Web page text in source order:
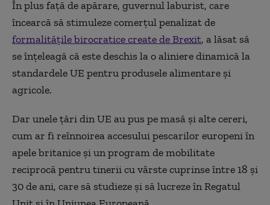
În plus faţă de apărare, guvernul laburist, care
încearcă să stimuleze comerţul penalizat de
formalităţile birocratice create de Brexit, a lăsat să
se înţeleagă că este deschis la o aliniere dinamică la
standardele UE pentru produsele alimentare şi
agricole.
Dar unele ţări din UE au pus pe masă şi alte cereri,
cum ar fi reînnoirea accesului pescarilor europeni în
apele britanice şi un program de mobilitate
reciprocă pentru tinerii cu vârste cuprinse între 18 şi
30 de ani, care să studieze şi să lucreze în Regatul